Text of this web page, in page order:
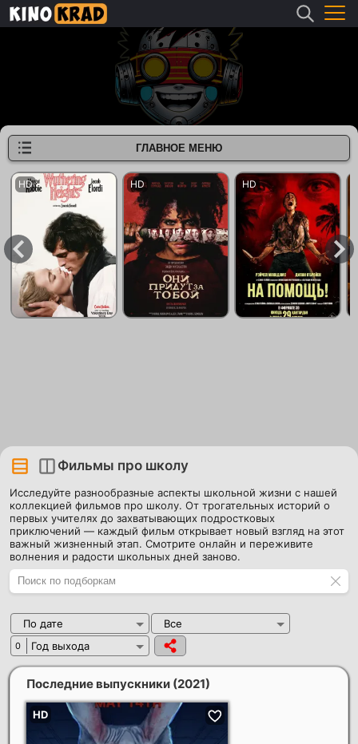
Фильмы про школу
Исследуйте разнообразные аспекты школьной жизни с нашей
коллекцией фильмов про школу. От трогательных историй о
первых учителях до захватывающих подростковых
приключений — каждый фильм открывает новый взгляд на этот
важный жизненный этап. Смотрите онлайн и переживите
волнения и радости школьных дней заново.
По дате Все
0 Год выхода
Последние выпускники (2021)
ГЛАВНОЕ МЕНЮ